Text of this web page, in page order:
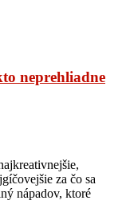
neprehliadne
za čo sa
nápadov, ktoré